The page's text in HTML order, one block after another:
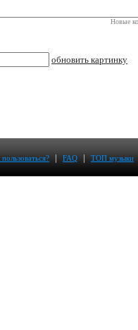
Новые
обновить картинку
| FAQ | ТОП музыки